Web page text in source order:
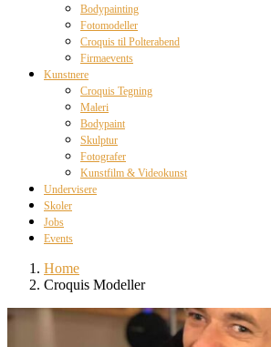
Bodypainting
Fotomodeller
Croquis til Polterabend
Firmaevents
Kunstnere
Croquis Tegning
Maleri
Bodypaint
Skulptur
Fotografer
Kunstfilm & Videokunst
Undervisere
Skoler
Jobs
Events
Home
Croquis Modeller